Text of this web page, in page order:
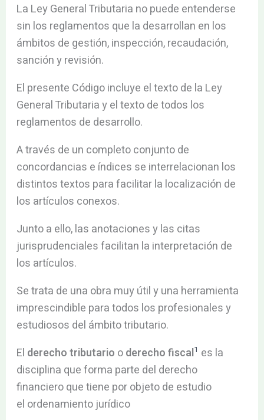
La Ley General Tributaria no puede entenderse
sin los reglamentos que la desarrollan en los
ámbitos de gestión, inspección, recaudación,
sanción y revisión.
El presente Código incluye el texto de la Ley
General Tributaria y el texto de todos los
reglamentos de desarrollo.
A través de un completo conjunto de
concordancias e índices se interrelacionan los
distintos textos para facilitar la localización de
los artículos conexos.
Junto a ello, las anotaciones y las citas
jurisprudenciales facilitan la interpretación de
los artículos.
Se trata de una obra muy útil y una herramienta
imprescindible para todos los profesionales y
estudiosos del ámbito tributario.
El derecho tributario oderecho fiscal1 ​ es la
disciplina que forma parte del derecho
financiero que tiene por objeto de estudio
el ordenamiento jurídico